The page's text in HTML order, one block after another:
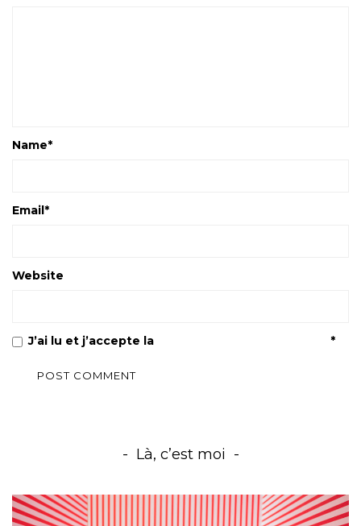
Name*
Email*
Website
J’ai lu et j’accepte la *
Là, c’est moi